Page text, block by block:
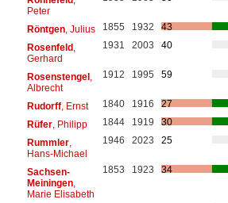
Peter
Röntgen, Julius 1855 1932
43
Rosenfeld,
Gerhard
1931 2003 40
Rosenstengel,
Albrecht
1912 1995 59
Rudorff, Ernst 1840 1916
27
Rüfer, Philipp 1844 1919
30
Rummler,
Hans-Michael
1946 2023 25
Sachsen-
Meiningen,
Marie Elisabeth
1853 1923 34